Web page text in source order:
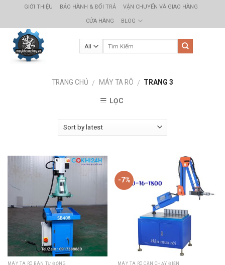
content
GIỚI THIỆU BẢO HÀNH & ĐỔI TRẢ VẬN CHUYỂN VÀ GIAO HÀNG
CỬA HÀNG BLOG
TRANG CHỦ / MÁY TA RÔ / TRANG 3
LỌC
MÁY TA RÔ BÀN TỰ ĐỘNG
-7%
MÁY TA RÔ CẦN CHẠY ĐIỆN